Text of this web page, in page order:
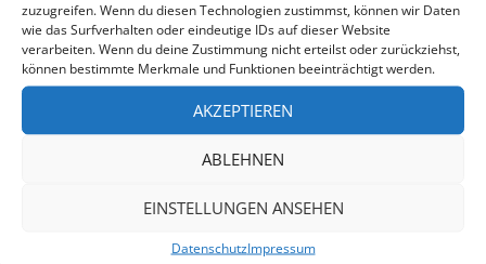
zuzugreifen. Wenn du diesen Technologien zustimmst, können wir Daten
wie das Surfverhalten oder eindeutige IDs auf dieser Website
verarbeiten. Wenn du deine Zustimmung nicht erteilst oder zurückziehst,
können bestimmte Merkmale und Funktionen beeinträchtigt werden.
AKZEPTIEREN
ABLEHNEN
EINSTELLUNGEN ANSEHEN
DatenschutzImpressum
Nehmen Sie Kontakt mit uns auf, um mit uns zusammen
eine Wallbox oder Ladesäule bei Ihnen zu realisieren.
JETZT ANFRAGEN